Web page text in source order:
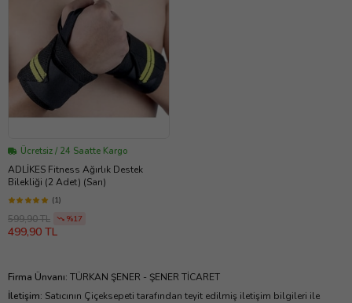
Ücretsiz / 24 Saatte Kargo
ADLİKES Fitness Ağırlık Destek
Bilekliği (2 Adet) (Sarı)
(1)
599,90 TL %17
499,90 TL
Firma Ünvanı: TÜRKAN ŞENER - ŞENER TİCARET
İletişim: Satıcının Çiçeksepeti tarafından teyit edilmiş iletişim bilgileri ile